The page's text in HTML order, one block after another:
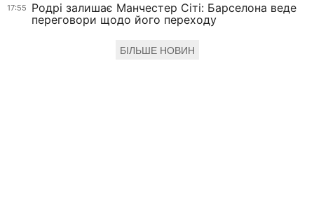
17:55
Родрі залишає Манчестер Сіті: Барселона веде
переговори щодо його переходу
БІЛЬШЕ НОВИН